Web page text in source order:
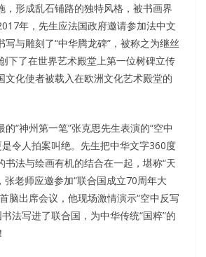
，形成乱石铺路的独特风格，被书画界
年，先生应法国政府邀请参加法中文
与雕刻了“中华腾龙碑”，被称之为继丝
下了在世界艺术殿堂上第一位树碑立传
文化使者被载入在欧洲文化艺术殿堂的
“神州第一笔”张克思先生表演的“空中
是令人拍案叫绝。先生把中华文字360度
书法与绘画有机的结合在一起，堪称“天
张老师应邀参加“联合国成立70周年大
脑出席会议，他现场激情演示“空中反写
法写进了联合国，为中华传统“国粹”的